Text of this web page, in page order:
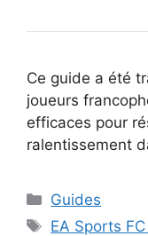
Ce guide a été
joueurs
efficaces pour
ralentissement
Catégories
Guides
Étiquettes
EA Sports